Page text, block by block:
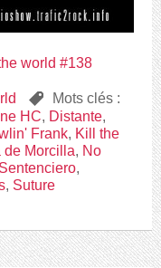
world #138
,
Mots clés :
HC, Distante,
Frank, Kill the
de Morcilla, No
Sentenciero,
, Suture